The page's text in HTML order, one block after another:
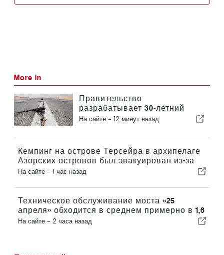
More in
Правительство
разрабатывает 30-летний
национальный план по
Португалии к сильным
землетрясениям
На сайте - 12 минут назад
Кемпинг на острове Терсейра в архипелаге
Азорских островов был эвакуирован из-за
шторма
На сайте - 1 час назад
Техническое обслуживание моста «25
апреля» обходится в среднем примерно в 1,6
млн евро в год
На сайте - 2 часа назад